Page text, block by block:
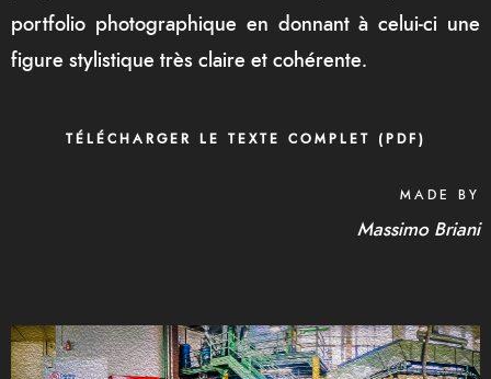
portfolio photographique en donnant à celui-ci une
figure stylistique très claire et cohérente.
TÉLÉCHARGER LE TEXTE COMPLET (PDF)
MADE BY
Massimo Briani